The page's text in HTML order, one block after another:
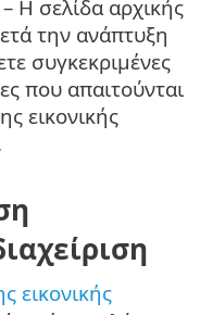
Η σελίδα αρχικής
την ανάπτυξη
συγκεκριμένες
που απαιτούνται
εικονικής
εικονικής